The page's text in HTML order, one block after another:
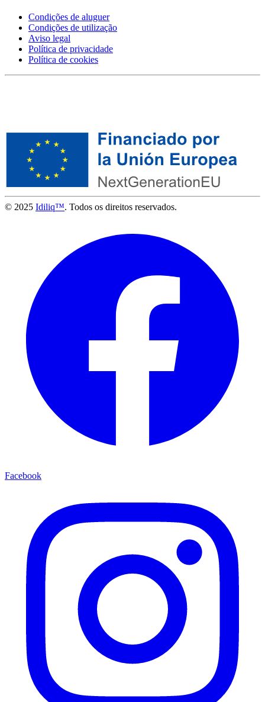
Condições de aluguer
Condições de utilização
Aviso legal
Política de privacidade
Política de cookies
© 2025 Idiliq™. Todos os direitos reservados.
Facebook